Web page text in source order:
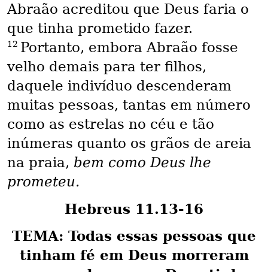
Abraão acreditou que Deus faria o
que tinha prometido fazer.
12 Portanto, embora Abraão fosse
velho demais para ter filhos,
daquele indivíduo descenderam
muitas pessoas, tantas em número
como as estrelas no céu e tão
inúmeras quanto os grãos de areia
na praia, bem como Deus lhe
prometeu.
Hebreus 11.13-16
TEMA: Todas essas pessoas que
tinham fé em Deus morreram